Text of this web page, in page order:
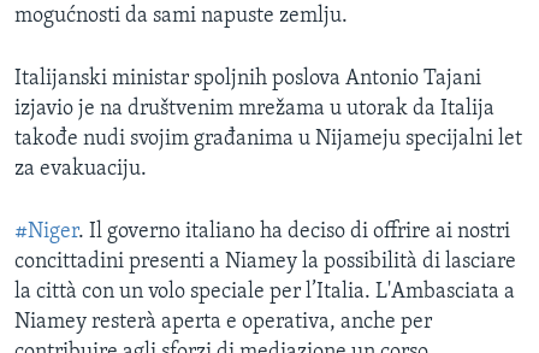
mogućnosti da sami napuste zemlju.
Italijanski ministar spoljnih poslova Antonio Tajani
izjavio je na društvenim mrežama u utorak da Italija
takođe nudi svojim građanima u Nijameju specijalni let
za evakuaciju.
#Niger. Il governo italiano ha deciso di offrire ai nostri
concittadini presenti a Niamey la possibilità di lasciare
la città con un volo speciale per l’Italia. L'Ambasciata a
Niamey resterà aperta e operativa, anche per